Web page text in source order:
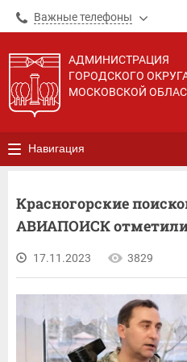
Важные телефоны
АДМИНИСТРАЦИЯ
ГОРОДСКОГО
МОСКОВСКОЙ
Навигация
Красногорские
АВИАПОИСК
17.11.2023 3829